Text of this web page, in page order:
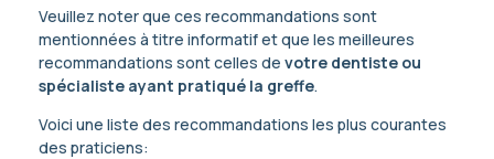
Veuillez noter que ces recommandations sont
mentionnées à titre informatif et que les meilleures
recommandations sont celles de votre dentiste ou
spécialiste ayant pratiqué la greffe.
Voici une liste des recommandations les plus courantes
des praticiens: